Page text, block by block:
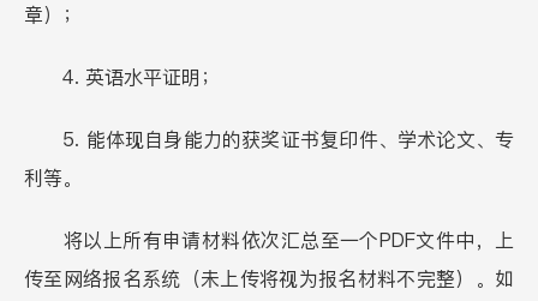
章）；
4. 英语水平证明；
5. 能体现自身能力的获奖证书复印件、学术论文、专
利等。
将以上所有申请材料依次汇总至一个PDF文件中，上
传至网络报名系统（未上传将视为报名材料不完整）。如